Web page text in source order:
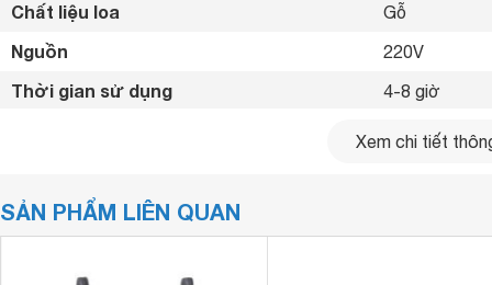
Chất liệu loa Gỗ
Nguồn 220V
Thời gian sử dụng 4-8 giờ
4-5 giờ
Tiện ích
Xem chi tiết
SẢN PHẨM LIÊN QUAN